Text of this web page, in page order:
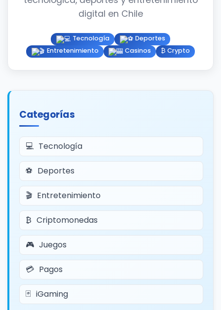
digital en Chile
Tecnología
Deportes
Entretenimiento
Casinos ₿ Crypto
Categorías
Tecnología
Deportes
Entretenimiento
Criptomonedas
Juegos
Pagos
iGaming